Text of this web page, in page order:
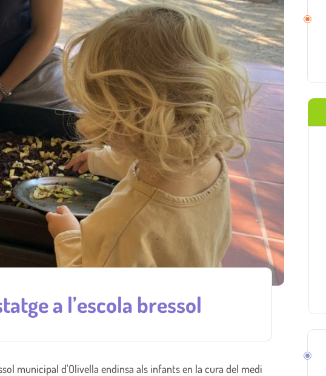
a l’escola bressol
municipal d'Olivella endinsa als infants en la cura del medi